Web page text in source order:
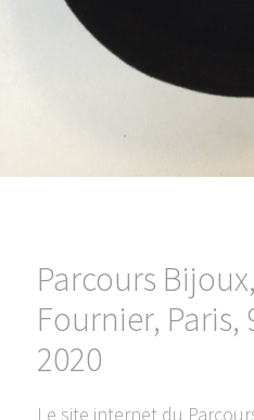
Parcours
Fournier,
2020
Le site internet du